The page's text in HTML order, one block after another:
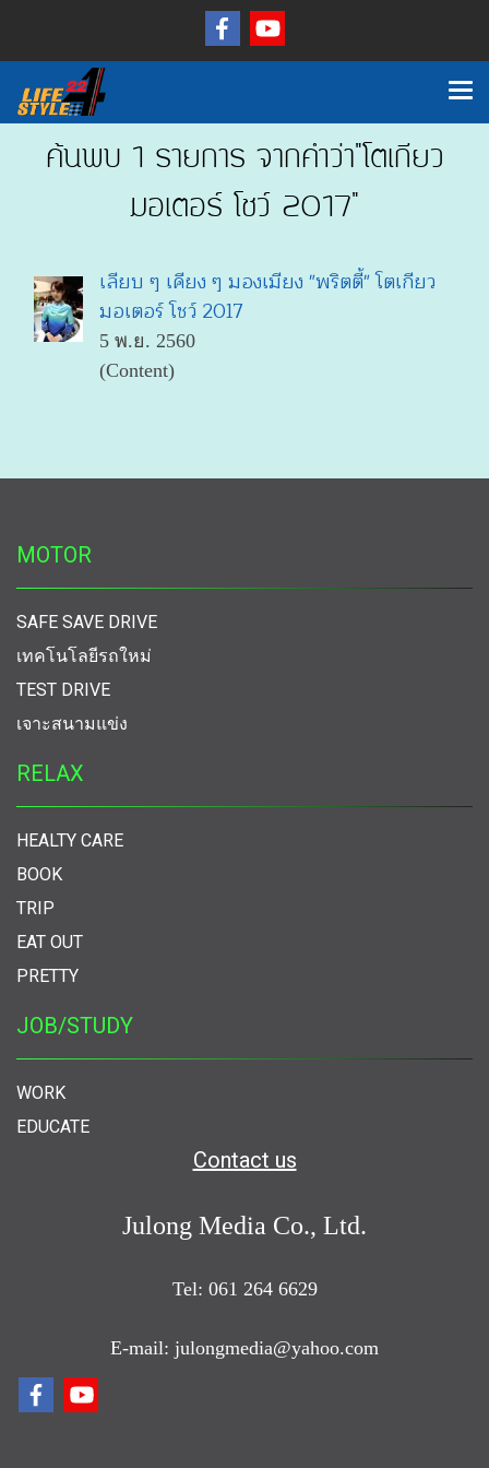
ค้นพบ 1 รายการ จากคำว่า"โตเกียว
มอเตอร์ โชว์ 2017"
เลียบ ๆ เคียง ๆ มองเมียง "พริตตี้" โตเกียว
มอเตอร์ โชว์ 2017
5 พ.ย. 2560
(Content)
MOTOR
SAFE SAVE DRIVE
เทคโนโลยีรถใหม่
TEST DRIVE
เจาะสนามแข่ง
RELAX
HEALTY CARE
BOOK
TRIP
EAT OUT
PRETTY
JOB/STUDY
WORK
EDUCATE
Contact us
Julong Media Co., Ltd.
Tel: 061 264 6629
E-mail: julongmedia@yahoo.com